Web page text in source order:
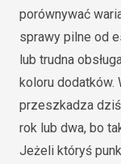
porównywać
sprawy pilne od
lub trudna
koloru dodatków.
przeszkadza
rok lub dwa, bo
Jeżeli któryś